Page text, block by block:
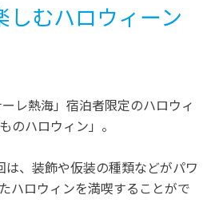
しむハロウィーン
ーレ熱海」宿泊者限定のハロウィ
のハロウィン」。
、装飾や仮装の種類などがパワ
ハロウィンを満喫することがで